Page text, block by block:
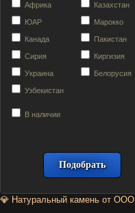
Африка Казахстан
ЮАР Марокко
Канада Пакистан
Сирия Киргизия
Украина Белорусия
Узбекистан
В наличии
💎 Натуральный камень от ООО